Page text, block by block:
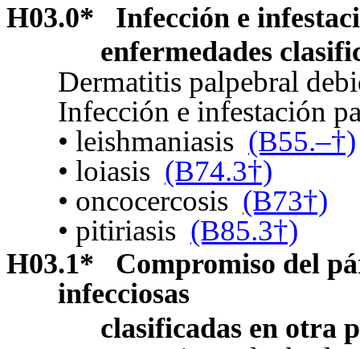
H03.0*
Infección e
enfermedades
Dermatitis palpebral
Infección e infestación
• leishmaniasis (B55.–†)
• loiasis (B74.3†)
• oncocercosis (B73†)
• pitiriasis (B85.3†)
H03.1*
Compromiso del
infecciosas
clasificadas en otra